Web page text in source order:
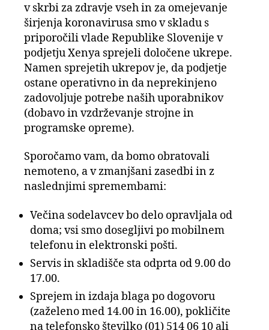
v skrbi za zdravje vseh in za omejevanje
širjenja koronavirusa smo v skladu s
priporočili vlade Republike Slovenije v
podjetju Xenya sprejeli določene ukrepe.
Namen sprejetih ukrepov je, da podjetje
ostane operativno in da neprekinjeno
zadovoljuje potrebe naših uporabnikov
(dobavo in vzdrževanje strojne in
programske opreme).
Sporočamo vam, da bomo obratovali
nemoteno, a v zmanjšani zasedbi in z
naslednjimi spremembami:
Večina sodelavcev bo delo opravljala od
doma; vsi smo dosegljivi po mobilnem
telefonu in elektronski pošti.
Servis in skladišče sta odprta od 9.00 do
17.00.
Sprejem in izdaja blaga po dogovoru
(zaželeno med 14.00 in 16.00), pokličite
na telefonsko številko (01) 514 06 10 ali